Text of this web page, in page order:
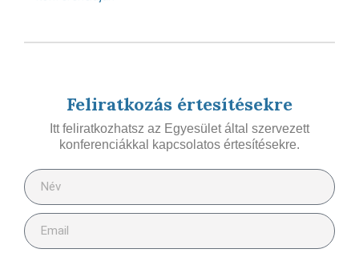
Feliratkozás értesítésekre
Itt feliratkozhatsz az Egyesület által szervezett
konferenciákkal kapcsolatos értesítésekre.